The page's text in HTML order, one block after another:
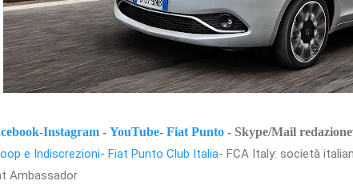
-Instagram - YouTube- Fiat Punto - Skype/Mail
e Indiscrezioni- Fiat Punto Club Italia- FCA Italy: società
Ambassador